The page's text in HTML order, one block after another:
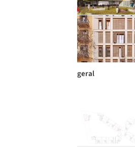
geral